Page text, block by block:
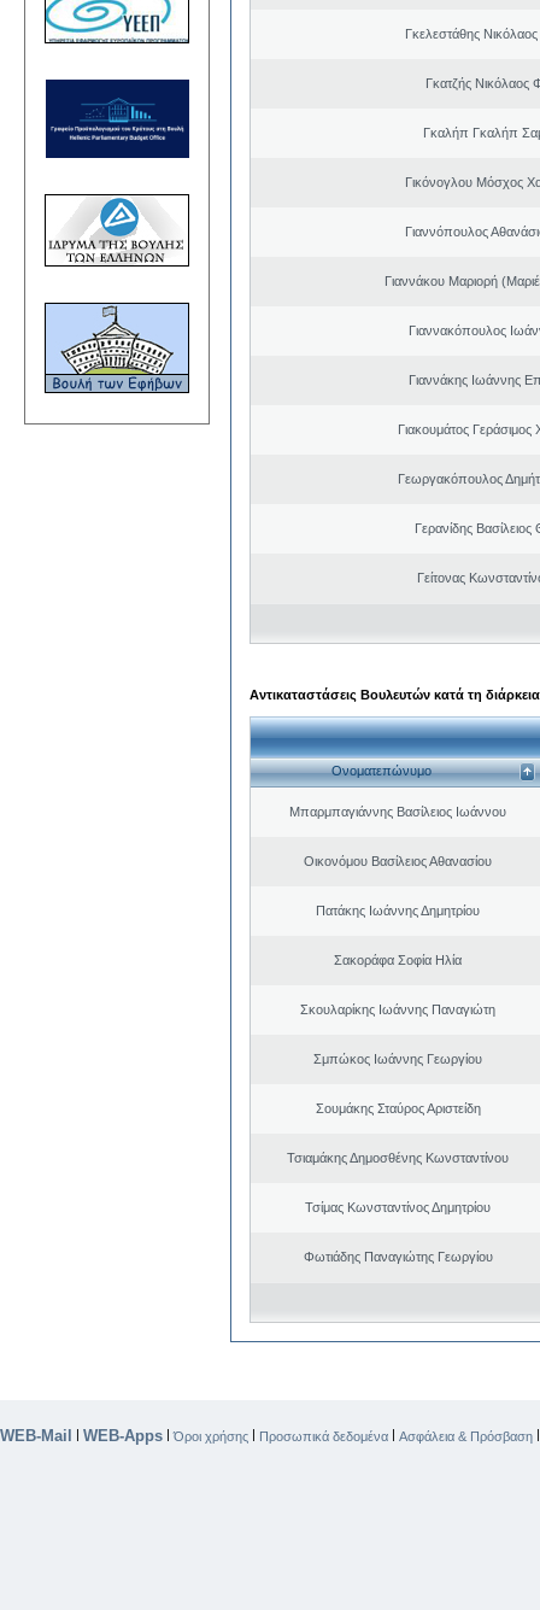
Γκελεστάθης
Γκατζής Νικόλαος
Γκαλήπ Γκαλήπ
Γικόνογλου Μόσχος
Γιαννόπουλος
Γιαννάκου Μαριορή
Γιαννακόπουλος
Γιαννάκης Ιωάννης
Γιακουμάτος
Γεωργακόπουλος
Γερανίδης
Γείτονας
Αντικαταστάσεις Βουλευτών κατά τη
Ονοματεπώνυμο
Μπαρμπαγιάννης Βασίλειος Ιωάννου
Οικονόμου Βασίλειος Αθανασίου
Πατάκης Ιωάννης Δημητρίου
Σακοράφα Σοφία Ηλία
Σκουλαρίκης Ιωάννης Παναγιώτη
Σμπώκος Ιωάννης Γεωργίου
Σουμάκης Σταύρος Αριστείδη
Τσιαμάκης Δημοσθένης Κωνσταντίνου
Τσίμας Κωνσταντίνος Δημητρίου
Φωτιάδης Παναγιώτης Γεωργίου
WEB-Mail | WEB-Apps |Όροι χρήσης | Προσωπικά δεδομένα | Ασφάλεια & Πρόσβαση